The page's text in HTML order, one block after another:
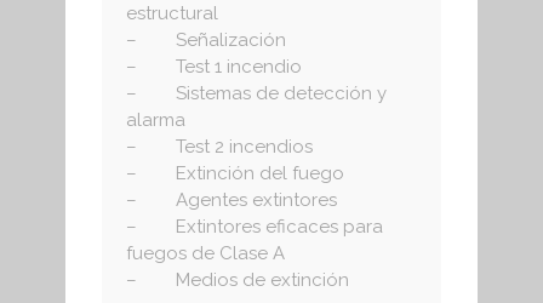
estructural
– Señalización
– Test 1 incendio
– Sistemas de detección y
alarma
– Test 2 incendios
– Extinción del fuego
– Agentes extintores
– Extintores eficaces para
fuegos de Clase A
– Medios de extinción